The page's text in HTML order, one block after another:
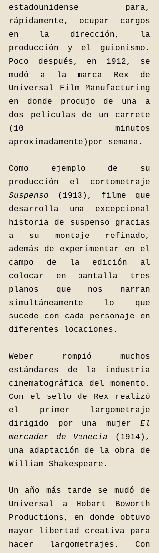
estadounidense para,
rápidamente, ocupar cargos
en la dirección, la
producción y el guionismo.
Poco después, en 1912, se
mudó a la marca Rex de
Universal Film Manufacturing
en donde produjo de una a
dos películas de un carrete
(10 minutos
aproximadamente)por semana.
Como ejemplo de su
Suspenso
(1913), filme que
desarrolla una excepcional
historia de suspenso gracias
a su montaje refinado,
además de experimentar en el
campo de la edición al
colocar en pantalla tres
planos que nos narran
simultáneamente lo que
sucede con cada personaje en
diferentes locaciones.
Weber rompió muchos
estándares de la industria
cinematográfica del momento.
Con el sello de Rex realizó
el primer largometraje
dirigido por una mujer El
mercader de Venecia
(1914),
una adaptación de la obra de
William Shakespeare.
Un año más tarde se mudó de
Universal a Hobart Boworth
Productions, en donde obtuvo
mayor libertad creativa para
hacer largometrajes. Con